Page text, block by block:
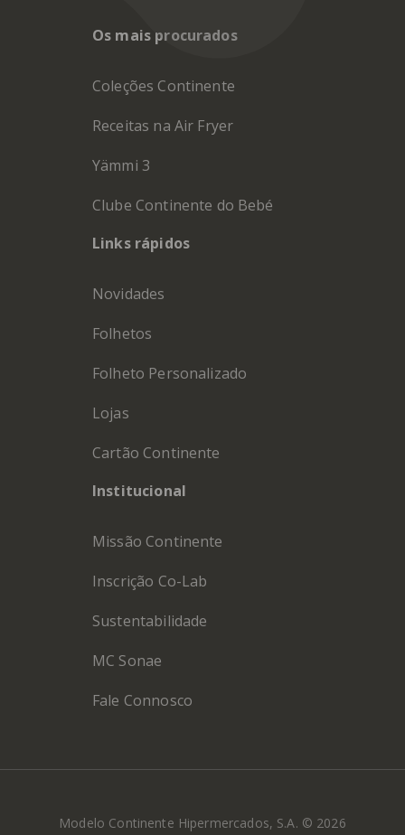
Os mais procurados
Coleções Continente
Receitas na Air Fryer
Yämmi 3
Clube Continente do Bebé
Links rápidos
Novidades
Folhetos
Folheto Personalizado
Lojas
Cartão Continente
Institucional
Missão Continente
Inscrição Co-Lab
Sustentabilidade
MC Sonae
Fale Connosco
Modelo Continente Hipermercados, S.A. © 2026